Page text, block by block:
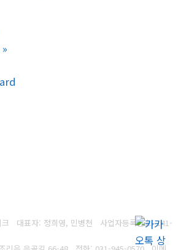
»
크 대표자: 정희영, 민병천 사업자등록번호:141-